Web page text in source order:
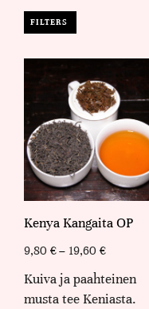
FILTERS
Kenya Kangaita OP
9,80 € – 19,60 €
Kuiva ja paahteinen
musta tee Keniasta.